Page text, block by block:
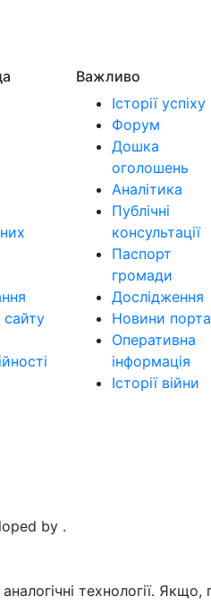
сайту
Важливо
Історії успіху
Форум
Дошка
оголошень
Аналітика
Публічні
консультації
Паспорт
громади
Дослідження
Новини
Оперативна
інформація
Історії війни
by .
технології.